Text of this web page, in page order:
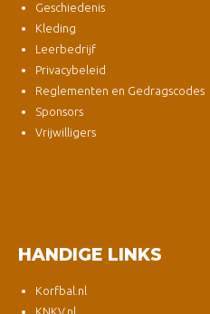
Geschiedenis
Kleding
Leerbedrijf
Privacybeleid
Reglementen en Gedragscodes
Sponsors
Vrijwilligers
HANDIGE LINKS
Korfbal.nl
KNKV.nl